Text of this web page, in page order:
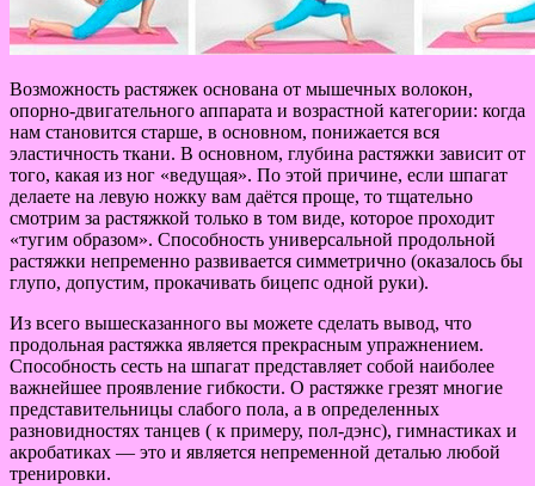
Возможность растяжек основана от мышечных волокон,
опорно-двигательного аппарата и возрастной категории: когда
нам становится старше, в основном, понижается вся
эластичность ткани. В основном, глубина растяжки зависит от
того, какая из ног «ведущая». По этой причине, если шпагат
делаете на левую ножку вам даётся проще, то тщательно
смотрим за растяжкой только в том виде, которое проходит
«тугим образом». Способность универсальной продольной
растяжки непременно развивается симметрично (оказалось бы
глупо, допустим, прокачивать бицепс одной руки).
Из всего вышесказанного вы можете сделать вывод, что
продольная растяжка является прекрасным упражнением.
Способность сесть на шпагат представляет собой наиболее
важнейшее проявление гибкости. О растяжке грезят многие
представительницы слабого пола, а в определенных
разновидностях танцев ( к примеру, пол-дэнс), гимнастиках и
акробатиках — это и является непременной деталью любой
тренировки.